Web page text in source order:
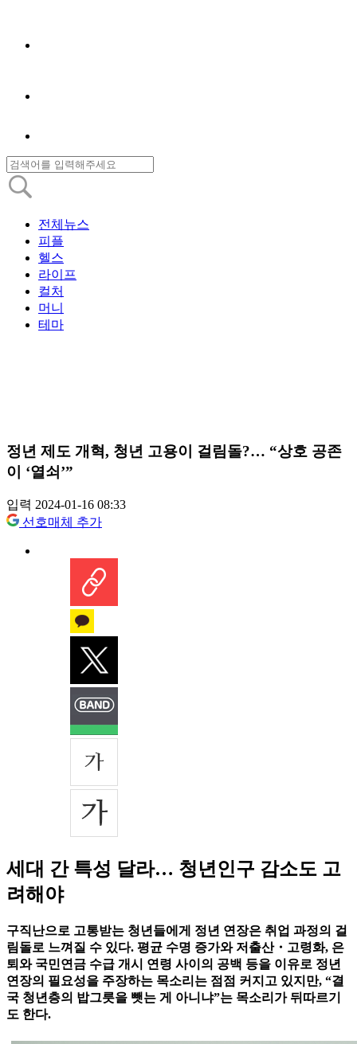
전체뉴스
피플
헬스
라이프
컬처
머니
테마
정년 제도 개혁, 청년 고용이 걸림돌?… “상호 공존
이 ‘열쇠’”
입력 2024-01-16 08:33
선호매체 추가
세대 간 특성 달라… 청년인구 감소도 고
려해야
구직난으로 고통받는 청년들에게 정년 연장은 취업 과정의 걸
림돌로 느껴질 수 있다. 평균 수명 증가와 저출산・고령화, 은
퇴와 국민연금 수급 개시 연령 사이의 공백 등을 이유로 정년
연장의 필요성을 주장하는 목소리는 점점 커지고 있지만, “결
국 청년층의 밥그릇을 뺏는 게 아니냐”는 목소리가 뒤따르기
도 한다.